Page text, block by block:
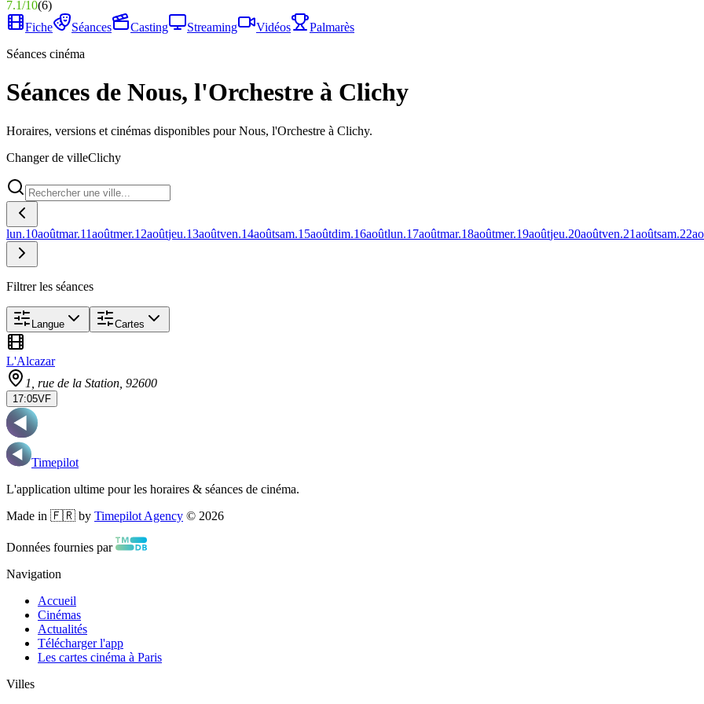
7.1/10(6)
Fiche
Séances Casting Streaming Vidéos
Palmarès
Séances cinéma
Séances de Nous, l'Orchestre à Clichy
Horaires, versions et cinémas disponibles pour Nous, l'Orchestre à Clichy.
Changer de villeClichy
lun.10aoûtmar.11aoûtmer.12aoûtjeu.13aoûtven.14aoûtsam.15aoûtdim.16aoûtlun.17aoûtmar.18aoûtmer.19aoûtjeu.20aoûtven.21aoûtsam.22
Filtrer les séances
Langue Cartes
L'Alcazar
1, rue de la Station , 92600
17:05VF
Timepilot
L'application ultime pour les horaires & séances de cinéma.
Made in 🇫🇷 by Timepilot Agency © 2026
Données fournies par
Navigation
Accueil
Cinémas
Actualités
Télécharger l'app
Les cartes cinéma à Paris
Villes